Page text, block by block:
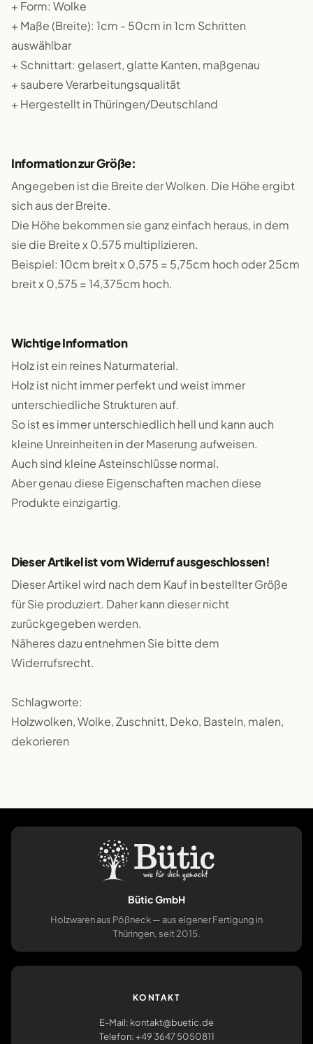
+ Form: Wolke
+ Maße (Breite): 1cm - 50cm in 1cm Schritten
auswählbar
+ Schnittart: gelasert, glatte Kanten, maßgenau
+ saubere Verarbeitungsqualität
+ Hergestellt in Thüringen/Deutschland
Information zur Größe:
Angegeben ist die Breite der Wolken. Die Höhe ergibt
sich aus der Breite.
Die Höhe bekommen sie ganz einfach heraus, in dem
sie die Breite x 0,575 multiplizieren.
Beispiel: 10cm breit x 0,575 = 5,75cm hoch oder 25cm
breit x 0,575 = 14,375cm hoch.
Wichtige Information
Holz ist ein reines Naturmaterial.
Holz ist nicht immer perfekt und weist immer
unterschiedliche Strukturen auf.
So ist es immer unterschiedlich hell und kann auch
kleine Unreinheiten in der Maserung aufweisen.
Auch sind kleine Asteinschlüsse normal.
Aber genau diese Eigenschaften machen diese
Produkte einzigartig.
Dieser Artikel ist vom Widerruf ausgeschlossen!
Dieser Artikel wird nach dem Kauf in bestellter Größe
für Sie produziert. Daher kann dieser nicht
zurückgegeben werden.
Näheres dazu entnehmen Sie bitte dem
Widerrufsrecht.
Schlagworte:
Holzwolken, Wolke, Zuschnitt, Deko, Basteln, malen,
dekorieren
Bütic GmbH
Holzwaren aus Pößneck — aus eigener Fertigung in
Thüringen, seit 2015.
KONTAKT
E-Mail: kontakt@buetic.de
Telefon: +49 3647 5050811